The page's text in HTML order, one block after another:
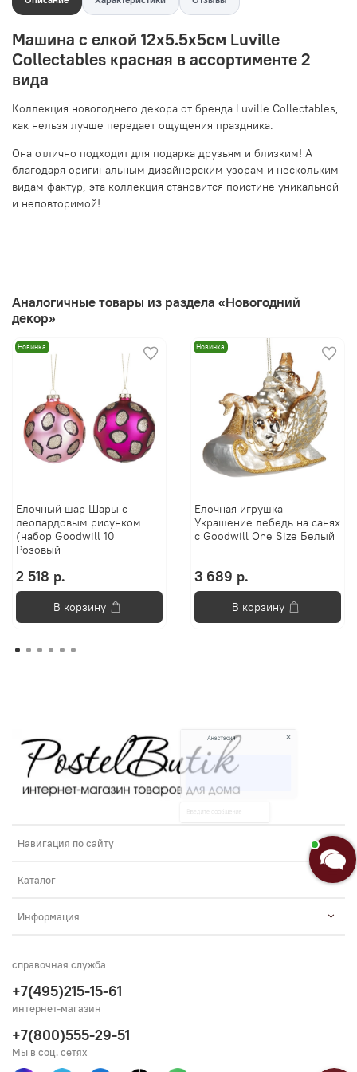
Машина с елкой 12х5.5х5см Luville
Collectables красная в ассортименте 2
вида
Коллекция новогоднего декора от бренда Luville Collectables,
как нельзя лучше передает ощущения праздника.
Она отлично подходит для подарка друзьям и близким! А
благодаря оригинальным дизайнерским узорам и нескольким
видам фактур, эта коллекция становится поистине уникальной
и неповторимой!
Аналогичные товары из раздела «Новогодний
декор»
Новинка
Елочный шар Шары с
леопардовым рисунком
(набор Goodwill 10
Розовый
2 518 р.
В корзину
Новинка
Елочная игрушка
Украшение лебедь на санях
с Goodwill One Size Белый
3 689 р.
В корзину
Навигация по сайту
Каталог
Информация
справочная служба
+7(495)215-15-61
интернет-магазин
+7(800)555-29-51
Мы в соц. сетях
Добро пожаловать в «Постель
Бутик»!🌸
Я Анастасия, Ваш консультант.